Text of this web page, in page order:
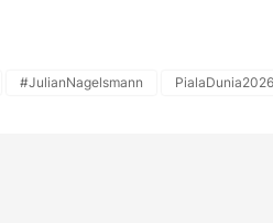
#JulianNagelsmann PialaDunia2026